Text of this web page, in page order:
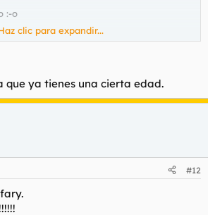
:-o
clic para expandir...
que ya tienes una cierta edad.
#12